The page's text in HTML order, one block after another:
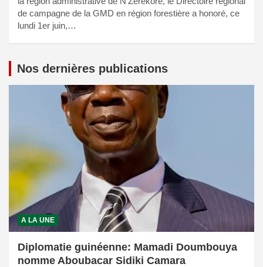
de campagne de la GMD en région forestière a honoré, ce
lundi 1er juin,…
Nos dernières publications
A LA UNE
Diplomatie guinéenne: Mamadi Doumbouya
nomme Aboubacar Sidiki Camara